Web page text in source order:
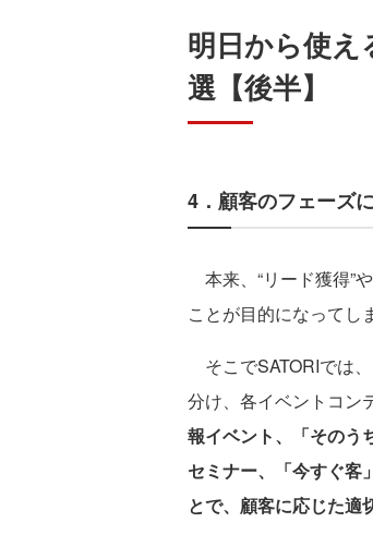
明日から使
選【後半】
4．顧客のフェーズ
本来、“リード獲得”
ことが目的になってし
そこでSATORIでは
分け、各イベントコン
報イベント、「そのう
セミナー、「今すぐ客
とで、顧客に応じた適